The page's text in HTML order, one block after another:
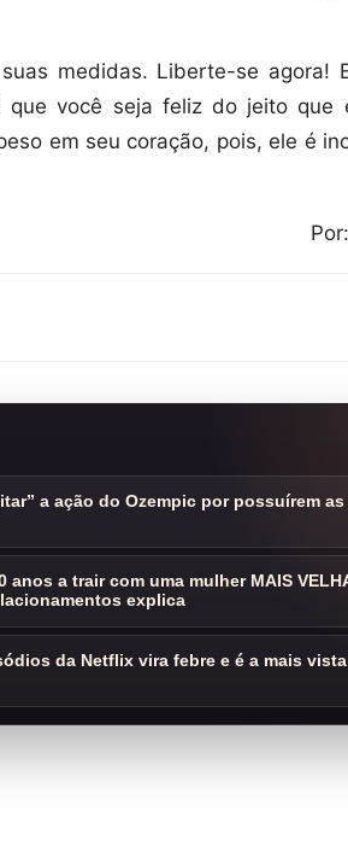
medidas. Liberte-se agora!
que você seja feliz do jeito que
em seu coração, pois, ele é
Por:
a ação do Ozempic por possuírem as
anos a trair com uma mulher MAIS
explica
da Netflix vira febre e é a mais vista